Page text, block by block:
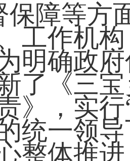
保障等方
工作机
明确政
了《三
》，实
统一领
整体推